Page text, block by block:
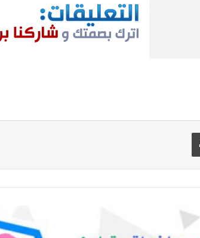
طباعة